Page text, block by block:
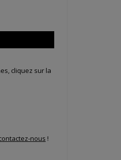
cliquez sur la
nous !